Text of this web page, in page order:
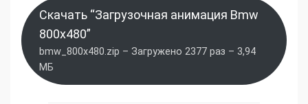
Скачать “Загрузочная анимация Bmw
800x480”
bmw_800x480.zip – Загружено 2377 раз – 3,94
МБ